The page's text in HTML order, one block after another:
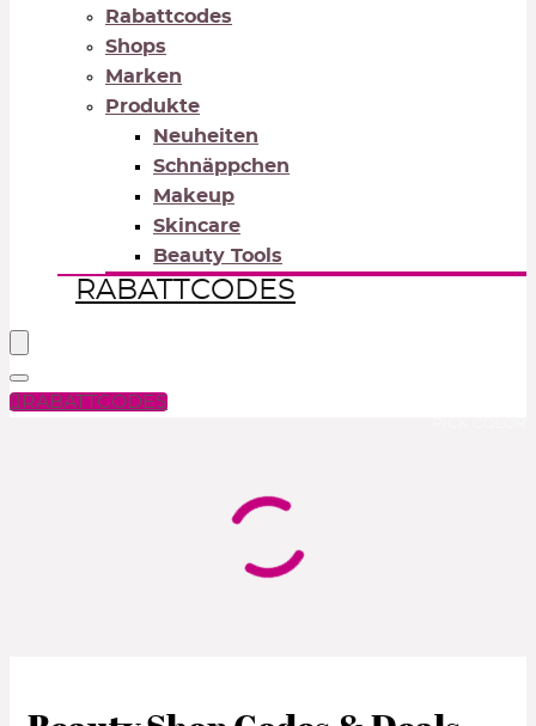
Rabattcodes
Shops
Marken
Produkte
Neuheiten
Schnäppchen
Makeup
Skincare
Beauty Tools
RABATTCODES
RABATTCODES